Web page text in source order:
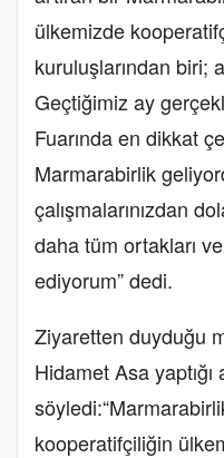
ülkemizde
kuruluşlarından biri;
Geçtiğimiz ay
Fuarında en dikkat
Marmarabirlik
çalışmalarınızdan
daha tüm ortakları ve
ediyorum” dedi.
Ziyaretten duyduğu
Hidamet Asa yaptığı
kooperatifçiliğin